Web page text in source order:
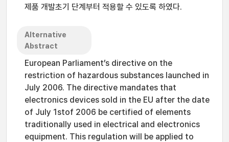
제품 개발초기 단계부터 적용할 수 있도록 하였다.
Alternative
Abstract
European Parliament’s directive on the
restriction of hazardous substances launched in
July 2006. The directive mandates that
electronics devices sold in the EU after the date
of July 1stof 2006 be certified of elements
traditionally used in electrical and electronics
equipment. This regulation will be applied to